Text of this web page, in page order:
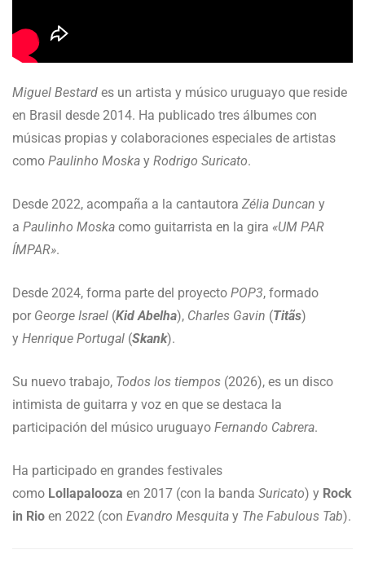
Miguel Bestard es un artista y músico uruguayo que reside
en Brasil desde 2014. Ha publicado tres álbumes con
músicas propias y colaboraciones especiales de artistas
como Paulinho Moska y Rodrigo Suricato.
Desde 2022, acompaña a la cantautora Zélia Duncan y
a Paulinho Moska como guitarrista en la gira «UM PAR
ÍMPAR».
Desde 2024, forma parte del proyecto POP3, formado
por George Israel (Kid Abelha), Charles Gavin (Titãs)
y Henrique Portugal (Skank).
Su nuevo trabajo, Todos los tiempos (2026), es un disco
intimista de guitarra y voz en que se destaca la
participación del músico uruguayo Fernando Cabrera.
Ha participado en grandes festivales
como Lollapalooza en 2017 (con la banda Suricato) y Rock
in Rio en 2022 (con Evandro Mesquita y The Fabulous Tab).